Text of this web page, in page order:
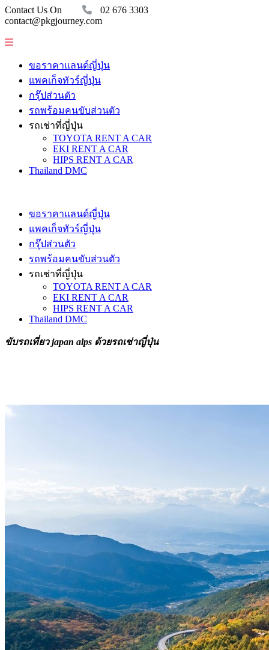
Contact Us On
02 676 3303
contact@pkgjourney.com
ขอราคาแลนด์ญี่ปุ่น
แพคเก็จทัวร์ญี่ปุ่น
กรุ๊ปส่วนตัว
รถพร้อมคนขับส่วนตัว
รถเช่าที่ญี่ปุ่น
TOYOTA RENT A CAR
EKI RENT A CAR
HIPS RENT A CAR
Thailand DMC
ขอราคาแลนด์ญี่ปุ่น
แพคเก็จทัวร์ญี่ปุ่น
กรุ๊ปส่วนตัว
รถพร้อมคนขับส่วนตัว
รถเช่าที่ญี่ปุ่น
TOYOTA RENT A CAR
EKI RENT A CAR
HIPS RENT A CAR
Thailand DMC
ขับรถเที่ยว japan alps ด้วยรถเช่าญี่ปุ่น